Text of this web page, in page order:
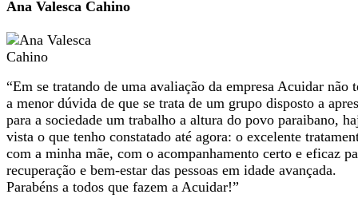
Ana Valesca Cahino
“Em se tratando de uma avaliação da empresa Acuidar não
a menor dúvida de que se trata de um grupo disposto a
para a sociedade um trabalho a altura do povo paraibano,
vista o que tenho constatado até agora: o excelente
com a minha mãe, com o acompanhamento certo e eficaz
recuperação e bem-estar das pessoas em idade avançada.
Parabéns a todos que fazem a Acuidar!”